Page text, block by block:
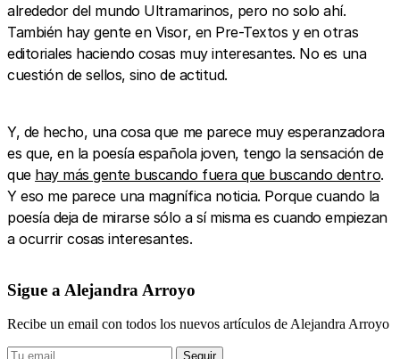
alrededor del mundo Ultramarinos, pero no solo ahí.
También hay gente en Visor, en Pre-Textos y en otras
editoriales haciendo cosas muy interesantes. No es una
cuestión de sellos, sino de actitud.
Y, de hecho, una cosa que me parece muy esperanzadora
es que, en la poesía española joven, tengo la sensación de
que hay más gente buscando fuera que buscando dentro.
Y eso me parece una magnífica noticia. Porque cuando la
poesía deja de mirarse sólo a sí misma es cuando empiezan
a ocurrir cosas interesantes.
Sigue a Alejandra Arroyo
Recibe un email con todos los nuevos artículos de Alejandra Arroyo